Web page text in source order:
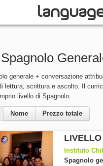
generale + conversazione
lettura, scrittura e ascolto. Il
livello di Spagnolo.
Nome Prezzo totale
Instituto
Spagnolo